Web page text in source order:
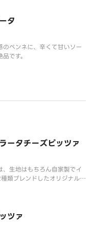
タ
のペンネに、辛くて甘いソー
です。
ータチーズピッツァ
生地はもちろん自家製でイ
類ブレンドしたオリジナル製
ツァ